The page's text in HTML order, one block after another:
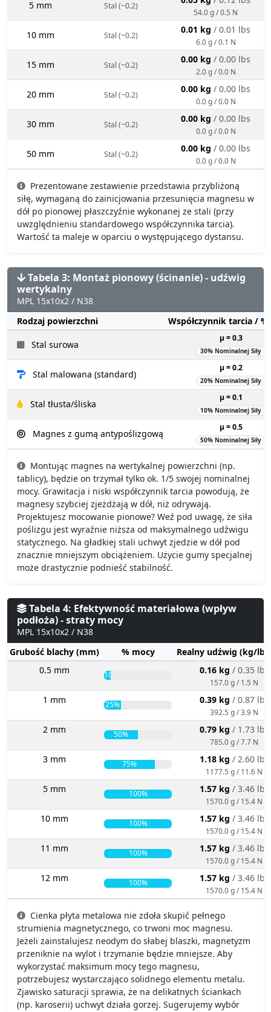
5 mm Stal (~0.2)
54.0 g / 0.5 N
10 mm Stal (~0.2)
0.01 kg / 0.01 lbs
6.0 g / 0.1 N
15 mm Stal (~0.2)
0.00 kg / 0.00 lbs
2.0 g / 0.0 N
20 mm Stal (~0.2)
0.00 kg / 0.00 lbs
0.0 g / 0.0 N
30 mm Stal (~0.2)
0.00 kg / 0.00 lbs
0.0 g / 0.0 N
50 mm Stal (~0.2)
0.00 kg / 0.00 lbs
0.0 g / 0.0 N
Prezentowane zestawienie przedstawia przybliżoną
siłę, wymaganą do zainicjowania przesunięcia magnesu w
dół po pionowej płaszczyźnie wykonanej ze stali (przy
uwzględnieniu standardowego współczynnika tarcia).
Wartość ta maleje w oparciu o występującego dystansu.
Tabela 3: Montaż pionowy (ścinanie) - udźwig
wertykalny
MPL 15x10x2 / N38
Rodzaj powierzchni
Współczynnik tarcia /
Stal surowa
µ = 0.3
30% Nominalnej Siły
Stal malowana (standard)
µ = 0.2
20% Nominalnej Siły
Stal tłusta/śliska
µ = 0.1
10% Nominalnej Siły
Magnes z gumą antypoślizgową
µ = 0.5
50% Nominalnej Siły
Montując magnes na wertykalnej powierzchni (np.
tablicy), będzie on trzymał tylko ok. 1/5 swojej nominalnej
mocy. Grawitacja i niski współczynnik tarcia powodują, że
magnesy szybciej zjeżdżają w dół, niż odrywają.
Projektujesz mocowanie pionowe? Weź pod uwagę, że siła
poślizgu jest wyraźnie niższa od maksymalnego udźwigu
statycznego. Na gładkiej stali uchwyt zjedzie w dół pod
znacznie mniejszym obciążeniem. Użycie gumy specjalnej
może drastycznie podnieść stabilność.
Tabela 4: Efektywność materiałowa (wpływ
podłoża) - straty mocy
MPL 15x10x2 / N38
Grubość blachy (mm)
% mocy
Realny udźwig (kg/
0.5 mm
10% 0.16 kg / 0.35 lbs
157.0 g / 1.5 N
1 mm 25% 0.39 kg / 0.87 lbs
392.5 g / 3.9 N
2 mm 50% 0.79 kg / 1.73 lbs
785.0 g / 7.7 N
3 mm 75% 1.18 kg / 2.60 lbs
1177.5 g / 11.6 N
5 mm 100% 1.57 kg / 3.46 lbs
1570.0 g / 15.4 N
10 mm 100% 1.57 kg / 3.46 lbs
1570.0 g / 15.4 N
11 mm 100% 1.57 kg / 3.46 lbs
1570.0 g / 15.4 N
12 mm 100% 1.57 kg / 3.46 lbs
1570.0 g / 15.4 N
Cienka płyta metalowa nie zdoła skupić pełnego
strumienia magnetycznego, co trwoni moc magnesu.
Jeżeli zainstalujesz neodym do słabej blaszki, magnetyzm
przeniknie na wylot i trzymanie będzie mniejsze. Aby
wykorzystać maksimum mocy tego magnesu,
potrzebujesz wystarczająco solidnego elementu metalu.
Zjawisko saturacji sprawia, że na delikatnych ściankach
(np. karoserii) uchwyt działa gorzej. Sugerujemy wybór